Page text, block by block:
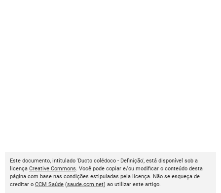
Este documento, intitulado 'Ducto colédoco - Definição', está disponível sob a
licença Creative Commons. Você pode copiar e/ou modificar o conteúdo desta
página com base nas condições estipuladas pela licença. Não se esqueça de
creditar o CCM Saúde (saude.ccm.net) ao utilizar este artigo.